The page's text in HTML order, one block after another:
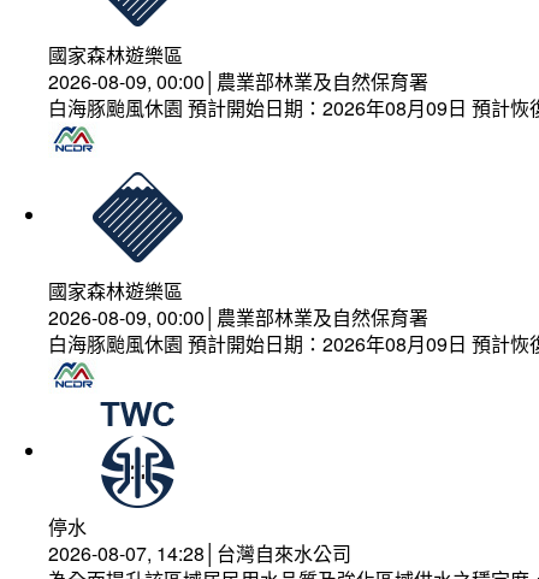
國家森林遊樂區
2026-08-09, 00:00│農業部林業及自然保育署
白海豚颱風休園 預計開始日期：2026年08月09日 預計
國家森林遊樂區
2026-08-09, 00:00│農業部林業及自然保育署
白海豚颱風休園 預計開始日期：2026年08月09日 預計
停水
2026-08-07, 14:28│台灣自來水公司